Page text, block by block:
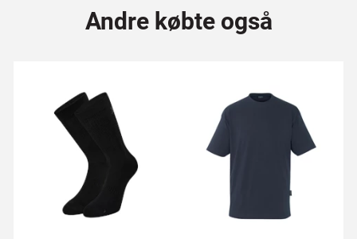
Andre købte også